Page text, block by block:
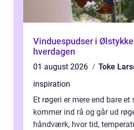
Vinduespudser i
hverdagen
01 august 2026
Toke
inspiration
Et røgeri er mere end bare et
kommer ind rå og går ud
håndværk, hvor tid,